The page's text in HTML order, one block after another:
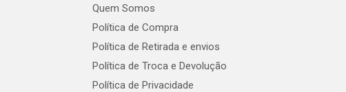
Quem Somos
Política de Compra
Política de Retirada e envios
Política de Troca e Devolução
Política de Privacidade